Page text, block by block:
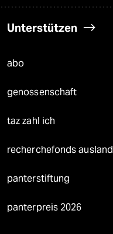
Unterstützen
abo
genossenschaft
taz zahl ich
recherchefonds ausland
panterstiftung
panterpreis 2026